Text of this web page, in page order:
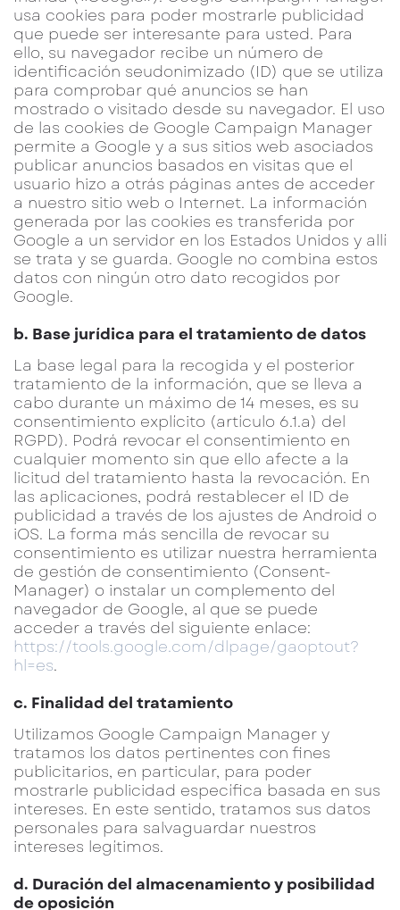
usa cookies para poder mostrarle publicidad
que puede ser interesante para usted. Para
ello, su navegador recibe un número de
identificación seudonimizado (ID) que se utiliza
para comprobar qué anuncios se han
mostrado o visitado desde su navegador. El uso
de las cookies de Google Campaign Manager
permite a Google y a sus sitios web asociados
publicar anuncios basados en visitas que el
usuario hizo a otrás páginas antes de acceder
a nuestro sitio web o Internet. La información
generada por las cookies es transferida por
Google a un servidor en los Estados Unidos y allí
se trata y se guarda. Google no combina estos
datos con ningún otro dato recogidos por
Google.
b. Base jurídica para el tratamiento de datos
La base legal para la recogida y el posterior
tratamiento de la información, que se lleva a
cabo durante un máximo de 14 meses, es su
consentimiento explícito (artículo 6.1.a) del
RGPD). Podrá revocar el consentimiento en
cualquier momento sin que ello afecte a la
licitud del tratamiento hasta la revocación. En
las aplicaciones, podrá restablecer el ID de
publicidad a través de los ajustes de Android o
iOS. La forma más sencilla de revocar su
consentimiento es utilizar nuestra herramienta
de gestión de consentimiento (Consent-
Manager) o instalar un complemento del
navegador de Google, al que se puede
acceder a través del siguiente enlace:
https://tools.google.com/dlpage/gaoptout?
hl=es.
c. Finalidad del tratamiento
Utilizamos Google Campaign Manager y
tratamos los datos pertinentes con fines
publicitarios, en particular, para poder
mostrarle publicidad específica basada en sus
intereses. En este sentido, tratamos sus datos
personales para salvaguardar nuestros
intereses legítimos.
d. Duración del almacenamiento y posibilidad
de oposición